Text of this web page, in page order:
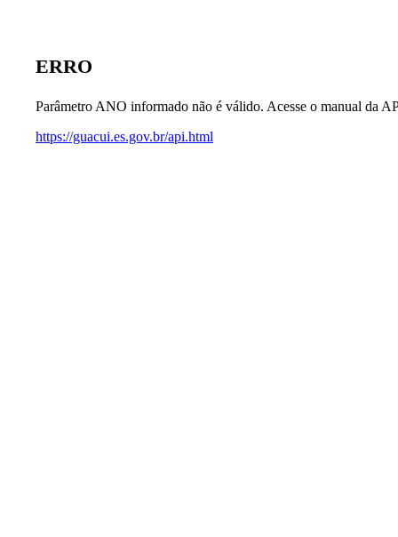
ERRO
Parâmetro ANO informado não é válido. Acesse o manual da
https://guacui.es.gov.br/api.html